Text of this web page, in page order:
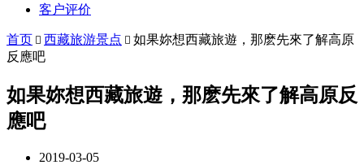
客户评价
首页  西藏旅游景点  如果妳想西藏旅遊，那麽先來了解高原
反應吧
如果妳想西藏旅遊，那麽先來了解高原反
應吧
2019-03-05